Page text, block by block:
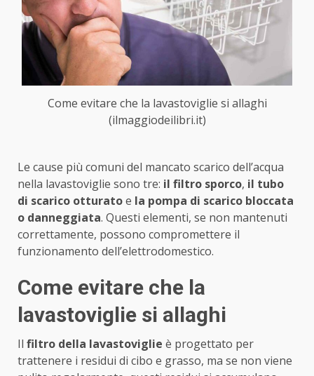
Come evitare che la lavastoviglie si allaghi
(ilmaggiodeilibri.it)
Le cause più comuni del mancato scarico dell’acqua
nella lavastoviglie sono tre: il filtro sporco, il tubo
di scarico otturatoe la pompa di scarico bloccata
o danneggiata. Questi elementi, se non mantenuti
correttamente, possono compromettere il
funzionamento dell’elettrodomestico.
Come evitare che la
lavastoviglie si allaghi
Il filtro della lavastoviglie è progettato per
trattenere i residui di cibo e grasso, ma se non viene